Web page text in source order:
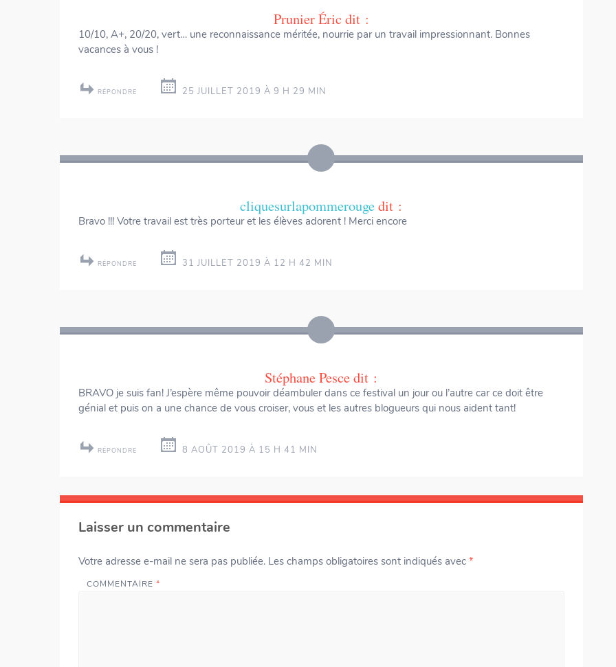
Prunier Éric dit :
10/10, A+, 20/20, vert… une reconnaissance méritée, nourrie par un travail impressionnant. Bonnes
vacances à vous !
RÉPONDRE 25 JUILLET 2019 À 9 H 29 MIN
cliquesurlapommerougedit :
Bravo !!! Votre travail est très porteur et les élèves adorent ! Merci encore
RÉPONDRE 31 JUILLET 2019 À 12 H 42 MIN
Stéphane Pescedit :
BRAVO je suis fan! J’espère même pouvoir déambuler dans ce festival un jour ou l’autre car ce doit être
génial et puis on a une chance de vous croiser, vous et les autres blogueurs qui nous aident tant!
RÉPONDRE 8 AOÛT 2019 À 15 H 41 MIN
Laisser un commentaire
Votre adresse e-mail ne sera pas publiée. Les champs obligatoires sont indiqués avec *
COMMENTAIRE *